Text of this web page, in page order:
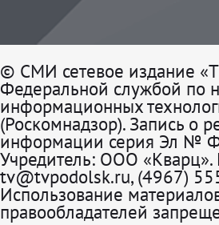
© СМИ сетевое издание
Федеральной службой по
информационных
(Роскомнадзор). Запись о
информации серия Эл №
Учредитель: ООО «Кварц».
tv@tvpodolsk.ru, (4967)
Использование
правообладателей